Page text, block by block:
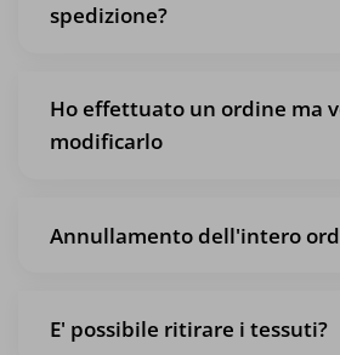
spedizione?
Ho effettuato un ordine ma
modificarlo
Annullamento dell'intero
E' possibile ritirare i tessuti?